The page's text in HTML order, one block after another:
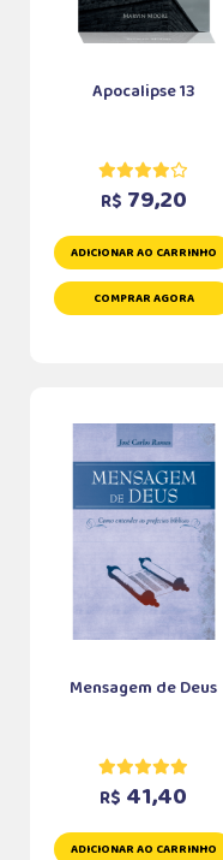
Apocalipse 13
R$ 79,20
ADICIONAR AO CARRINHO
COMPRAR AGORA
Mensagem de Deus
R$ 41,40
ADICIONAR AO CARRINHO